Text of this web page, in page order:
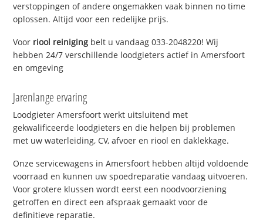
verstoppingen of andere ongemakken vaak binnen no time
oplossen. Altijd voor een redelijke prijs.
Voor riool reiniging belt u vandaag 033-2048220! Wij
hebben 24/7 verschillende loodgieters actief in Amersfoort
en omgeving
Jarenlange ervaring
Loodgieter Amersfoort werkt uitsluitend met
gekwalificeerde loodgieters en die helpen bij problemen
met uw waterleiding, CV, afvoer en riool en daklekkage.
Onze servicewagens in Amersfoort hebben altijd voldoende
voorraad en kunnen uw spoedreparatie vandaag uitvoeren.
Voor grotere klussen wordt eerst een noodvoorziening
getroffen en direct een afspraak gemaakt voor de
definitieve reparatie.